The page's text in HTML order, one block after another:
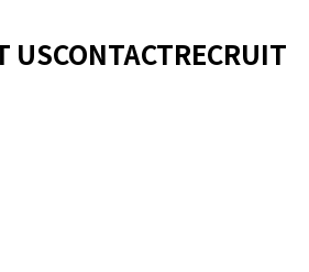
USCONTACTRECRUIT